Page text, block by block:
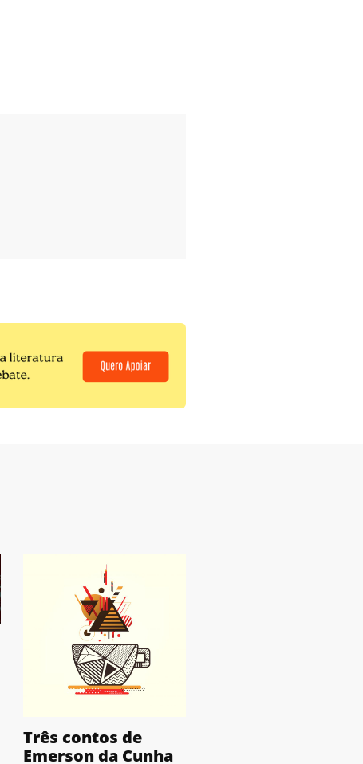
Três contos de
Emerson da Cunha